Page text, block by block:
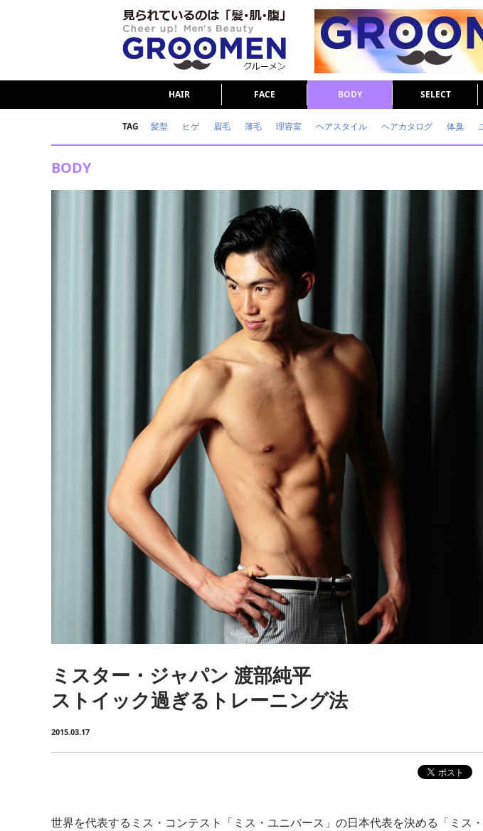
HAIR FACE BODY SELECT
TAG 髪型 ヒゲ 眉毛 薄毛 理容室 ヘアスタイル ヘアカタログ 体臭
BODY
ミスター・ジャパン 渡部純平
ストイック過ぎるトレーニング法
2015.03.17
世界を代表するミス・コンテスト「ミス・ユニバース」の日本代表を決める「ミス